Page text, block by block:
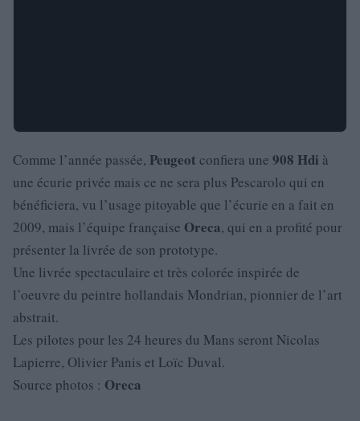
Comme l’année passée, Peugeot confiera une 908 Hdi à
une écurie privée mais ce ne sera plus Pescarolo qui en
bénéficiera, vu l’usage pitoyable que l’écurie en a fait en
2009, mais l’équipe française Oreca, qui en a profité pour
présenter la livrée de son prototype.
Une livrée spectaculaire et très colorée inspirée de
l’oeuvre du peintre hollandais Mondrian, pionnier de l’art
abstrait.
Les pilotes pour les 24 heures du Mans seront Nicolas
Lapierre, Olivier Panis et Loïc Duval.
Source photos : Oreca